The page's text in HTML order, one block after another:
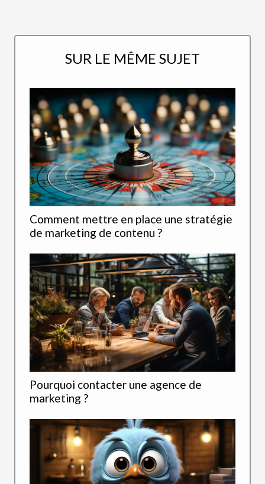
SUR LE MÊME SUJET
Comment mettre en place une stratégie
de marketing de contenu ?
Pourquoi contacter une agence de
marketing ?